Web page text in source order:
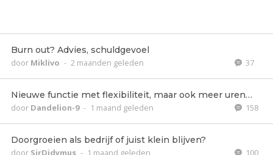
Burn out? Advies, schuldgevoel
door Miklivo - 2 maanden geleden 37
Nieuwe functie met flexibiliteit, maar ook meer uren…
door Dandelion-9 - 1 maand geleden 158
Doorgroeien als bedrijf of juist klein blijven?
door SirDidymus - 1 maand geleden 100